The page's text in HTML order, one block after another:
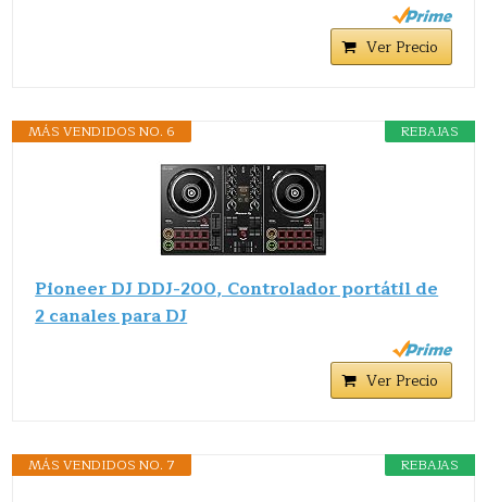
Ver Precio
REBAJAS
MÁS VENDIDOS NO. 6
Pioneer DJ DDJ-200, Controlador portátil de
2 canales para DJ
Ver Precio
REBAJAS
MÁS VENDIDOS NO. 7